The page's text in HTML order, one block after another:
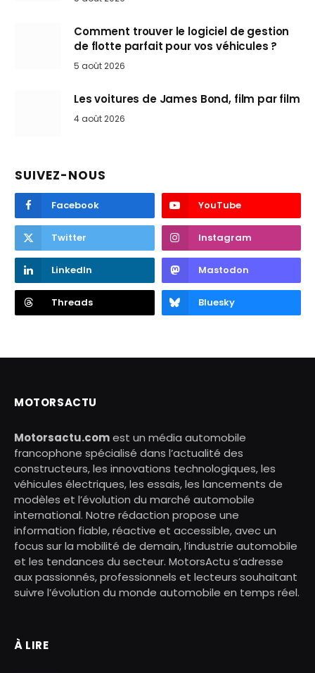
Comment trouver le logiciel de gestion
de flotte parfait pour vos véhicules ?
5 août 2026
Les voitures de James Bond, film par film
4 août 2026
SUIVEZ-NOUS
Facebook YouTube
Twitter Instagram
LinkedIn Mastodon
Threads Bluesky
MOTORSACTU
Motorsactu.comest un média automobile
francophone spécialisé dans l’actualité des
constructeurs, les innovations technologiques, les
véhicules électriques, les essais, les lancements de
modèles et l’évolution du marché automobile
international. Notre rédaction propose une
information fiable, réactive et accessible, avec un
focus sur la mobilité de demain, l’industrie automobile
et les tendances du secteur. MotorsActu s’adresse
aux passionnés, professionnels et lecteurs souhaitant
suivre l’évolution du monde automobile en temps réel.
À LIRE